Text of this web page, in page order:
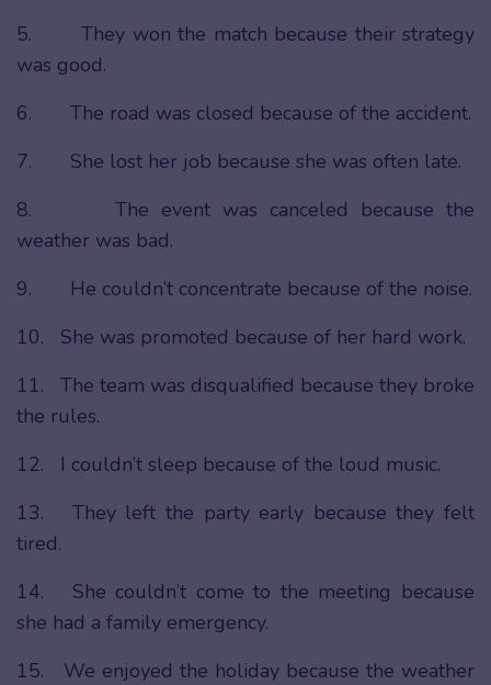
5. They won the match because their strategy
was good.
6. The road was closed because of the accident.
7. She lost her job because she was often late.
8. The event was canceled because the
weather was bad.
9. He couldn’t concentrate because of the noise.
10. She was promoted because of her hard work.
11. The team was disqualified because they broke
the rules.
12. I couldn’t sleep because of the loud music.
13. They left the party early because they felt
tired.
14. She couldn’t come to the meeting because
she had a family emergency.
15. We enjoyed the holiday because the weather